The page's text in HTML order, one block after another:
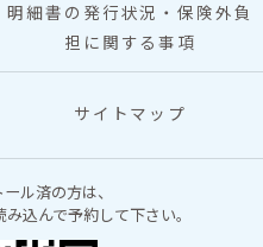
明細書の発行状況・保険外負
担に関する事項
サイトマップ
ル済の方は、
込んで予約して下さい。